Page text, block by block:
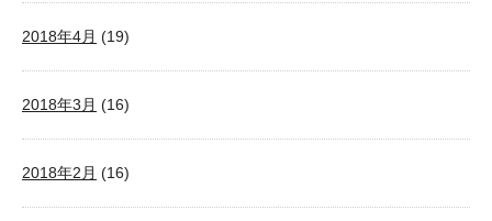
2018年4月 (19)
2018年3月 (16)
2018年2月 (16)